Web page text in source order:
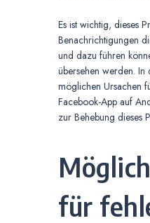
Es ist wichtig, dieses
Benachrichtigungen
und dazu führen
übersehen werden.
möglichen Ursachen
Facebook-App auf
zur Behebung dieses
für